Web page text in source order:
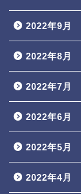
2022年9月
2022年8月
2022年7月
2022年6月
2022年5月
2022年4月